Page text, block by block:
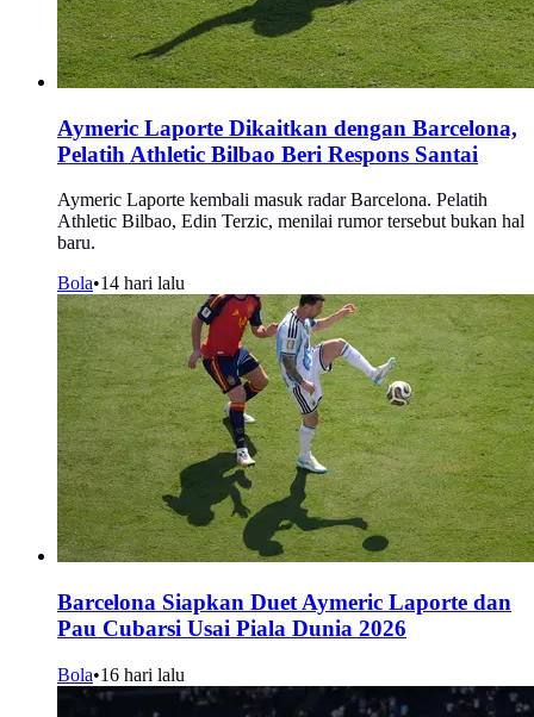
Aymeric Laporte Dikaitkan dengan Barcelona,
Pelatih Athletic Bilbao Beri Respons Santai
Aymeric Laporte kembali masuk radar Barcelona. Pelatih
Athletic Bilbao, Edin Terzic, menilai rumor tersebut bukan hal
baru.
Bola•14 hari lalu
Barcelona Siapkan Duet Aymeric Laporte dan
Pau Cubarsi Usai Piala Dunia 2026
Bola•16 hari lalu